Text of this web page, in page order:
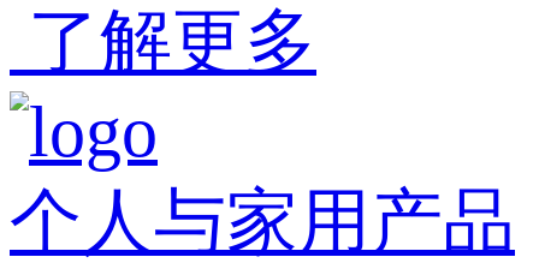
了解更多
个人与家用产品